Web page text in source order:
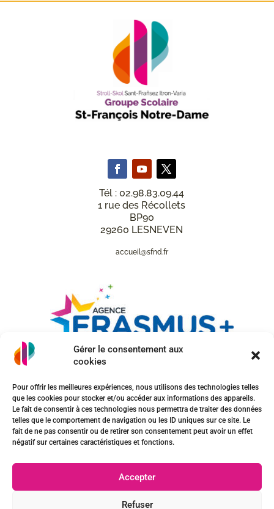
Gérer le consentement aux
cookies
Pour offrir les meilleures expériences, nous utilisons des technologies telles
que les cookies pour stocker et/ou accéder aux informations des appareils.
Le fait de consentir à ces technologies nous permettra de traiter des données
telles que le comportement de navigation ou les ID uniques sur ce site. Le
fait de ne pas consentir ou de retirer son consentement peut avoir un effet
négatif sur certaines caractéristiques et fonctions.
Accepter
Refuser
Tél : 02.98.83.09.44
1 rue des Récollets
BP90
29260 LESNEVEN
accueil@sfnd.fr
Mentions Légales
Plan du site